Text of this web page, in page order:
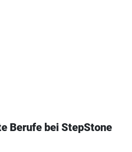
Berufe bei StepStone